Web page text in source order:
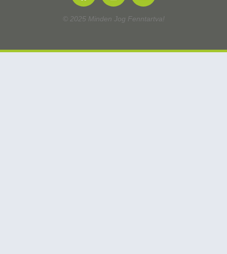
© 2025 Minden Jog Fenntartva!